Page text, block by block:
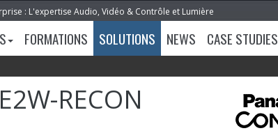
: L'expertise Audio, Vidéo & Contrôle et Lumière
FORMATIONS SOLUTIONS NEWS CASE STUDIES
RECON